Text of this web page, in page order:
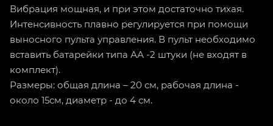
Вибрация мощная, и при этом достаточно тихая.
Интенсивность плавно регулируется при помощи
выносного пульта управления. В пульт необходимо
вставить батарейки типа АА -2 штуки (не входят в
комплект).
Размеры: общая длина – 20 см, рабочая длина -
около 15см, диаметр - до 4 см.